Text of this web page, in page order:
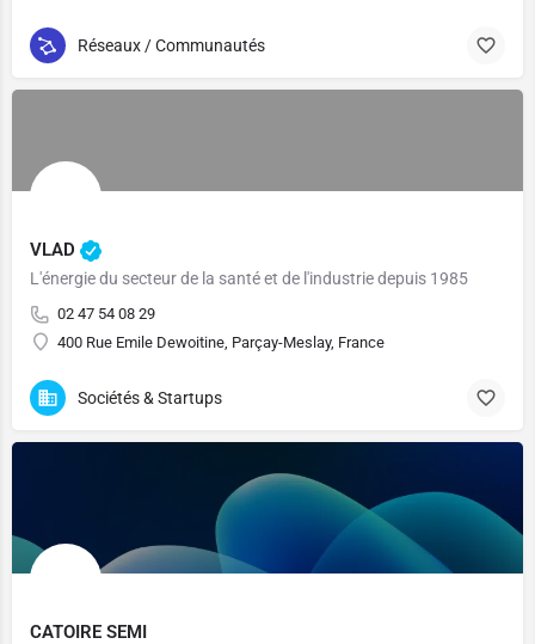
Réseaux / Communautés
VLAD
L'énergie du secteur de la santé et de l'industrie depuis 1985
02 47 54 08 29
400 Rue Emile Dewoitine, Parçay-Meslay, France
Sociétés & Startups
CATOIRE SEMI